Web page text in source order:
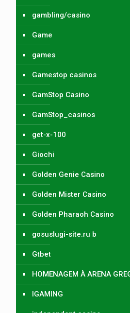
gambling/casino
Game
games
Gamestop casinos
GamStop Casino
GamStop_casinos
get-x-100
Giochi
Golden Genie Casino
Golden Mister Casino
Golden Pharaoh Casino
gosuslugi-site.ru b
Gtbet
HOMENAGEM À ARENA
IGAMING